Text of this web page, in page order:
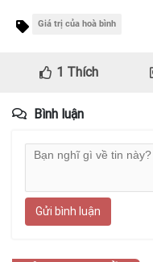
Giá trị của hoà bình
1 Thích
Bình luận
Gửi bình luận